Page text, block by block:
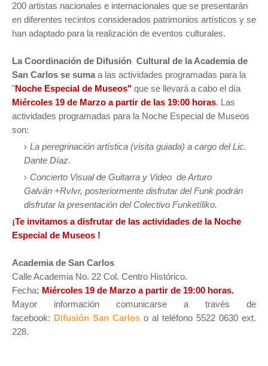
200 artistas nacionales e internacionales que se presentarán
en diferentes recintos considerados patrimonios artísticos y se
han adaptado para la realización de eventos culturales.
La Coordinación de Difusión Cultural de la Academia de
San Carlos se suma a las actividades programadas para la
"Noche Especial de Museos" que se llevará a cabo el día
Miércoles 19 de Marzo a partir de las 19:00 horas. Las
actividades programadas para la Noche Especial de Museos
son:
La peregrinación artística (visita guiada) a cargo del Lic.
Dante Díaz.
Concierto Visual de Guitarra y Video de Arturo
Galván +Rvlvr, posteriormente disfrutar del Funk podrán
disfrutar la presentación del Colectivo Funketíliko.
¡Te invitamos a disfrutar de las actividades de la Noche
Especial de Museos !
Academia de San Carlos
Calle Academia No. 22 Col. Centro Histórico.
Fecha: Miércoles 19 de Marzo a partir de 19:00 horas.
Mayor información comunicarse a través de
facebook: Difusión San Carlos o al teléfono 5522 0630 ext.
228.